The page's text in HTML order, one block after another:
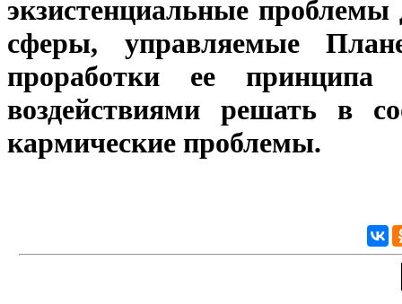
экзистенциальные проблемы
сферы, управляемые
проработки ее принципа
воздействиями решать в
кармические проблемы.